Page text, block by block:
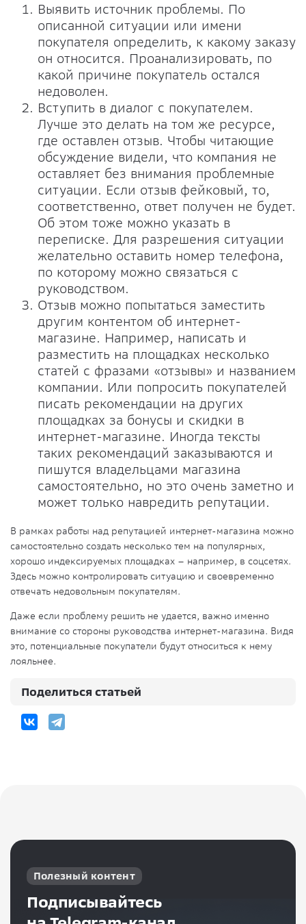
Выявить источник проблемы. По
описанной ситуации или имени
покупателя определить, к какому заказу
он относится. Проанализировать, по
какой причине покупатель остался
недоволен.
Вступить в диалог с покупателем.
Лучше это делать на том же ресурсе,
где оставлен отзыв. Чтобы читающие
обсуждение видели, что компания не
оставляет без внимания проблемные
ситуации. Если отзыв фейковый, то,
соответственно, ответ получен не будет.
Об этом тоже можно указать в
переписке. Для разрешения ситуации
желательно оставить номер телефона,
по которому можно связаться с
руководством.
Отзыв можно попытаться заместить
другим контентом об интернет-
магазине. Например, написать и
разместить на площадках несколько
статей с фразами «отзывы» и названием
компании. Или попросить покупателей
писать рекомендации на других
площадках за бонусы и скидки в
интернет-магазине. Иногда тексты
таких рекомендаций заказываются и
пишутся владельцами магазина
самостоятельно, но это очень заметно и
может только навредить репутации.
В рамках работы над репутацией интернет-магазина можно
самостоятельно создать несколько тем на популярных,
хорошо индексируемых площадках – например, в соцсетях.
Здесь можно контролировать ситуацию и своевременно
отвечать недовольным покупателям.
Даже если проблему решить не удается, важно именно
внимание со стороны руководства интернет-магазина. Видя
это, потенциальные покупатели будут относиться к нему
лояльнее.
Поделиться статьей
Полезный контент
Подписывайтесь